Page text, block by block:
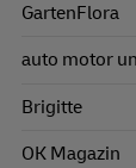
GartenFlora
auto motor
Brigitte
OK Magazin